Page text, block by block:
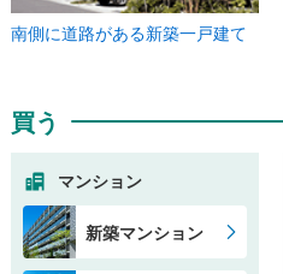
南側に道路がある新築一戸建て
買う
マンション
新築マンション